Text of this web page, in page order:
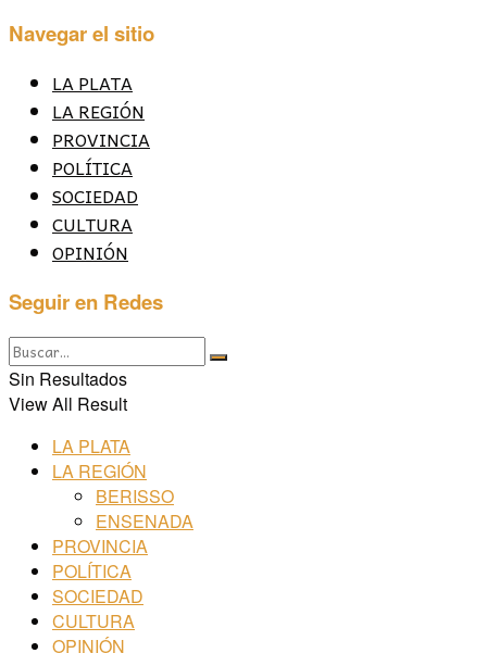
Navegar el sitio
LA PLATA
LA REGIÓN
PROVINCIA
POLÍTICA
SOCIEDAD
CULTURA
OPINIÓN
Seguir en Redes
Sin Resultados
View All Result
LA PLATA
LA REGIÓN
BERISSO
ENSENADA
PROVINCIA
POLÍTICA
SOCIEDAD
CULTURA
OPINIÓN